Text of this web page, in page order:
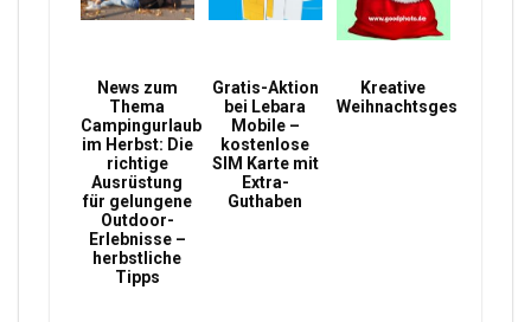
News zum
Thema
Campingurlaub
im Herbst: Die
richtige
Ausrüstung
für gelungene
Outdoor-
Erlebnisse –
herbstliche
Tipps
Gratis-Aktion
bei Lebara
Mobile –
kostenlose
SIM Karte mit
Extra-
Guthaben
Kreative
Weihnachtsgeschenke